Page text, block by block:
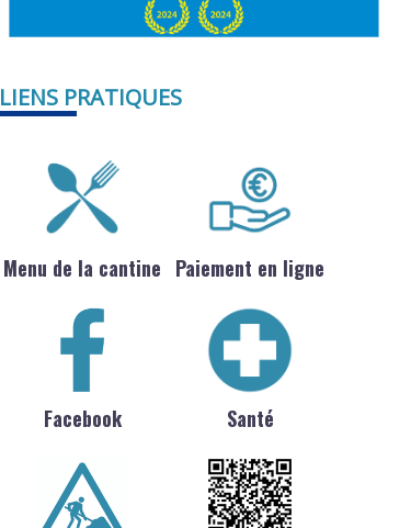
LIENS PRATIQUES
Menu de la cantine Paiement en ligne
Facebook Santé